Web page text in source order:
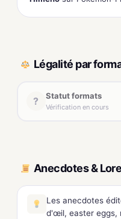
Légalité par
? Statut formats
Vérification en cours
Anecdotes & Lore
Les anecdotes
d'œil, easter eggs,